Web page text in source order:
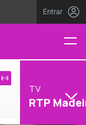
Entrar
TV
RTP